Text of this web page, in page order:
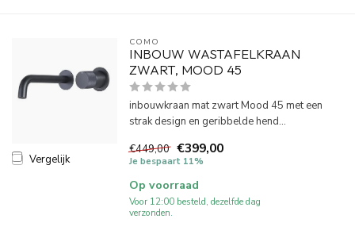
Vergelijk
COMO
INBOUW WASTAFELKRAAN
ZWART, MOOD 45
inbouwkraan mat zwart Mood 45 met een
strak design en geribbelde hend...
€449,00 €399,00
Je bespaart 11%
Op voorraad
Voor 12:00 besteld, dezelfde dag
verzonden.